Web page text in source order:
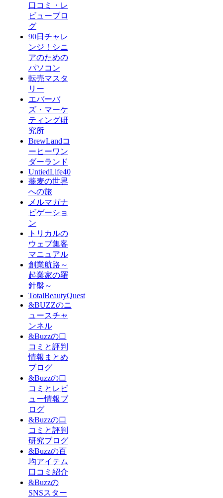
口コミ・レ
ビューブロ
グ
90日チャレ
ンジ！シニ
アのための
パソコン
転売マスタ
リー
エバーバ
ズ・マーケ
ティング研
究所
BrewLandコ
ーヒーワン
ダーランド
UntiedLife40
蕎麦の世界
への旅
メルマガナ
ビゲーショ
ン
トリカルの
ウェブ集客
マニュアル
創業航路～
起業家の羅
針盤～
TotalBeautyQuest
&BUZZのニ
ュースチャ
ンネル
&Buzzの口
コミと評判
情報まとめ
ブログ
&Buzzの口
コミとレビ
ュー情報ブ
ログ
&Buzzの口
コミと評判
研究ブログ
&Buzzの百
均アイテム
口コミ紹介
&Buzzの
SNSスター